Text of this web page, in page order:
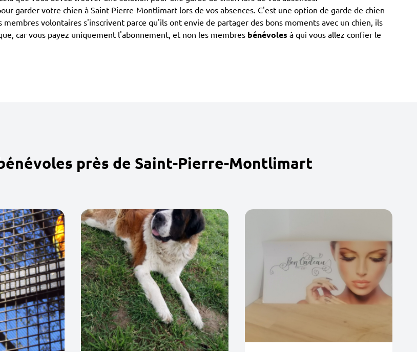
garder votre chien à Saint-Pierre-Montlimart lors de vos absences. C'est une option de garde de chien
volontaires s'inscrivent parce qu'ils ont envie de partager des bons moments avec un chien, ils
car vous payez uniquement l'abonnement, et non les membres bénévoles à qui vous allez confier le
près de Saint-Pierre-Montlimart